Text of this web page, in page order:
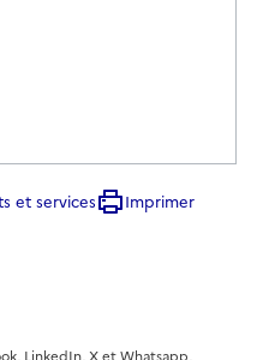
et services
Imprimer
sur X
LinkedIn, X et Whatsapp,